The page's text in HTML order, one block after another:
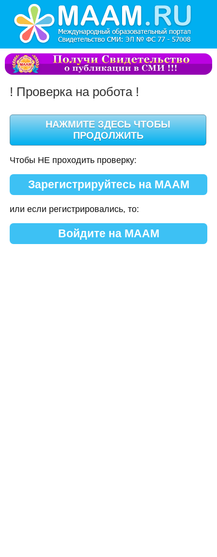
! Проверка на робота !
Чтобы НЕ проходить проверку:
Зарегистрируйтесь на МААМ
или если регистрировались, то:
Войдите на МААМ